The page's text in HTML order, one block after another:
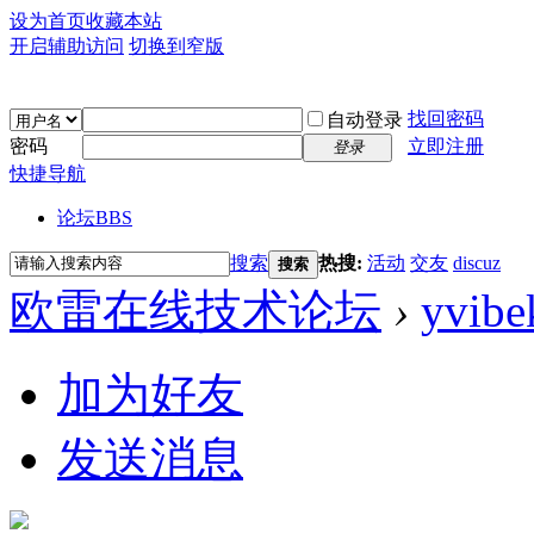
设为首页收藏本站
开启辅助访问 切换到窄版
自动登录 找回密码
密码
登录
立即注册
快捷导航
论坛BBS
搜索 搜索 热搜: 活动 交友 discuz
欧雷在线技术论坛 ›
加为好友
发送消息